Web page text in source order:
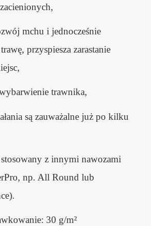
mchu i jednocześnie
przyspiesza zarastanie
trawnika,
są zauważalne już po kilku
z innymi nawozami
np. All Round lub
30 g/m²